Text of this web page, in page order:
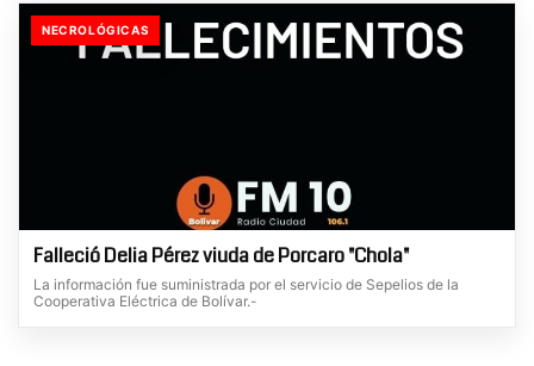
NECROLÓGICAS
Falleció Delia Pérez viuda de Porcaro "Chola"
La información fue suministrada por el servicio de Sepelios de la
Cooperativa Eléctrica de Bolívar.-